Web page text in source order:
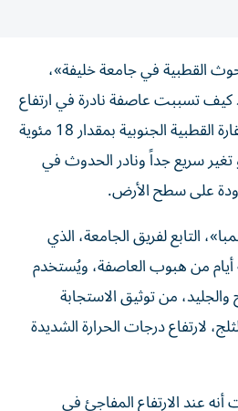
القطبية في جامعة خليفة»،
كيف تسببت عاصفة نادرة في ارتفاع
درجات الحرارة في شرق القارة القطبية الجنوبية بمقدار 18 مئوية
وهو تغير سريع جداً ونادر الحدوث في
على سطح الأرض.
التابع لفريق الجامعة، الذي
من هبوب العاصفة، ويُستخدم
والجليد، من توثيق الاستجابة
لارتفاع درجات الحرارة الشديدة
عند الارتفاع المفاجئ في